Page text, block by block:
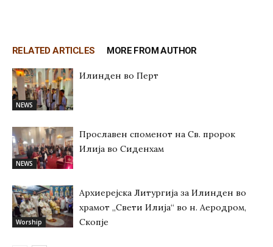
RELATED ARTICLES MORE FROM AUTHOR
NEWS
Илинден во Перт
NEWS
Прославен споменот на Св. пророк
Илија во Сиденхам
Worship
Архиерејска Литургија за Илинден во
храмот „Свети Илија“ во н. Аеродром,
Скопје